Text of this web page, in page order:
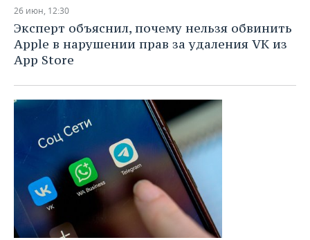
НЕФТЕХИМИЯ
НЕФТЬ
ОПК
ЭНЕРГЕТИКА
РОЗНИЧНАЯ ТОРГОВЛЯ
ТРАНСПОРТ
УСЛУГИ
НОВОСТИ ТЕХНОЛОГИЙ
IT
МЕДИА
ТЕЛЕКОММУНИКАЦИИ
МЕРОПРИЯТИЯ
НОВОСТИ МЕРОПРИЯТИЙ
ВЫЕЗДНАЯ РЕДАКЦИЯ
БИЗНЕС-БРАНЧИ
ONLINE-КОНФЕРЕНЦИИ
ОТКРЫТАЯ ЛЕКЦИЯ
СПОРТ
НОВОСТИ СПОРТА
ХОККЕЙ
БАСКЕТБОЛ
ОБЩЕСТВО
НОВОСТИ ОБЩЕСТВА
ВЛАСТЬ
ИНФРАСТРУКТУРА
ФОТОГАЛЕРЕЯ
СЮЖЕТЫ
СПРАВОЧНИК
СПИСОК ПЕРСОН
26 июн, 12:30
Эксперт объяснил, почему нельзя обвинить
Apple в нарушении прав за удаления VK из
App Store